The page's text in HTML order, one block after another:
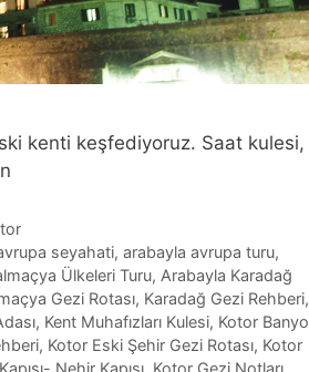
kenti keşfediyoruz. Saat kulesi,
seyahati, arabayla avrupa turu,
Ülkeleri Turu, Arabayla Karadağ
Gezi Rotası, Karadağ Gezi Rehberi,
, Kent Muhafızları Kulesi, Kotor Banyo
, Kotor Eski Şehir Gezi Rotası, Kotor
Nehir Kapısı, Kotor Gezi Notları,